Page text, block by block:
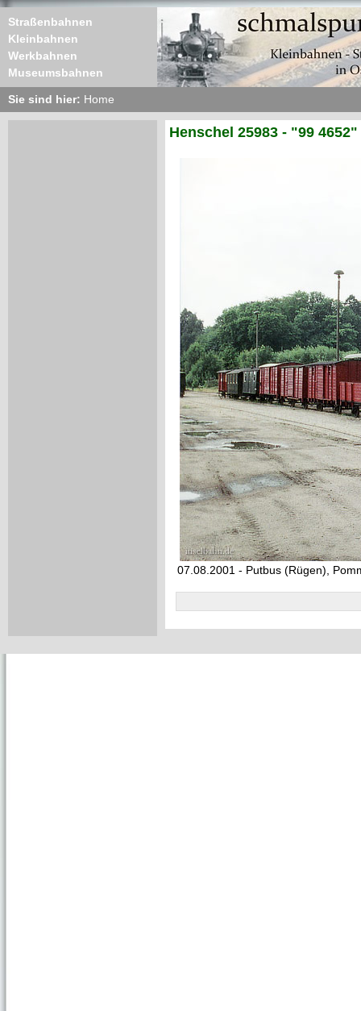
Straßenbahnen
Kleinbahnen
Werkbahnen
Museumsbahnen
Sie sind hier: Home
Henschel 25983 - "99 4652"
07.08.2001 - Putbus (Rügen),